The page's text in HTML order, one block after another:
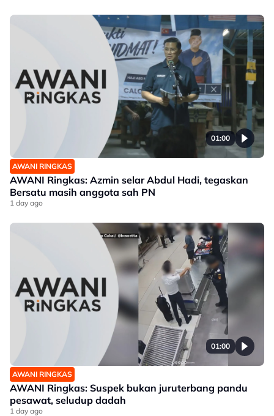
01:00
AWANI RINGKAS
AWANI Ringkas: Azmin selar Abdul Hadi, tegaskan
Bersatu masih anggota sah PN
1 day ago
01:00
AWANI RINGKAS
AWANI Ringkas: Suspek bukan juruterbang pandu
pesawat, seludup dadah
1 day ago